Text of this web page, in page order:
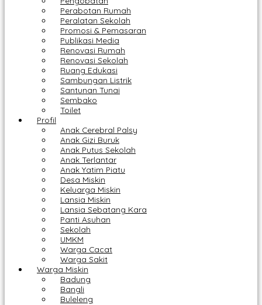
Perabotan Rumah
Peralatan Sekolah
Promosi & Pemasaran
Publikasi Media
Renovasi Rumah
Renovasi Sekolah
Ruang Edukasi
Sambungan Listrik
Santunan Tunai
Sembako
Toilet
Profil
Anak Cerebral Palsy
Anak Gizi Buruk
Anak Putus Sekolah
Anak Terlantar
Anak Yatim Piatu
Desa Miskin
Keluarga Miskin
Lansia Miskin
Lansia Sebatang Kara
Panti Asuhan
Sekolah
UMKM
Warga Cacat
Warga Sakit
Warga Miskin
Badung
Bangli
Buleleng